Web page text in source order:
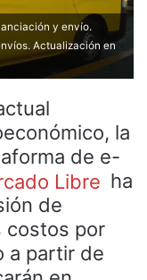
y envío.
Actualización en
la
de e-
Libre ha
de
costos por
a partir de